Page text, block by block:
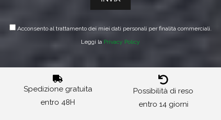
Acconsento al trattamento dei miei dati personali per finalità commerciali.
Leggi la Privacy Policy
Spedizione gratuita
entro 48H
Possibilità di reso
entro 14 giorni